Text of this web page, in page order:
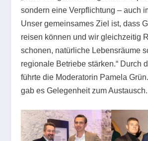
sondern eine Verpflichtung – auch
Unser gemeinsames Ziel ist, dass
reisen können und wir gleichzeitig
schonen, natürliche Lebensräume
regionale Betriebe stärken.“ Durch
führte die Moderatorin Pamela
gab es Gelegenheit zum Austausch.